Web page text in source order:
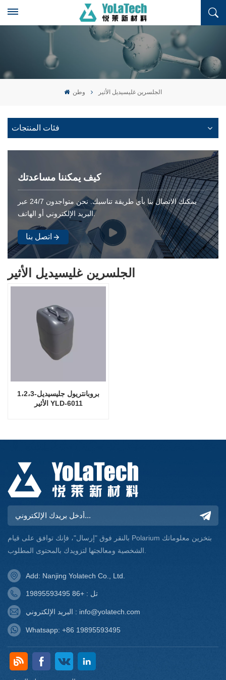
وطن الجلسرين غليسيديل الأثير
فئات المنتجات
كيف يمكننا مساعدتك
يمكنك الاتصال بنا بأي طريقة تناسبك. نحن متواجدون 24/7 عبر
البريد الإلكتروني أو الهاتف.
اتصل بنا
الجلسرين غليسيديل الأثير
1،2،3-بروبانتريول جليسيديل
الأثير YLD-6011
بالنقر فوق "إرسال"، فإنك توافق على قيام Polarium بتخزين معلوماتك
Add: Nanjing Yolatech Co., Ltd.
تل : +86 19895593495
البريد الإلكتروني : info@yolatech.com
Whatsapp: +86 19895593495